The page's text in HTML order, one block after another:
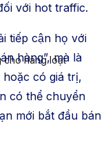
cho hàng loạt
với hot traffic.
tiếp cận họ với
hàng”, mà là
có giá trị,
có thể chuyển
mới bắt đầu bán